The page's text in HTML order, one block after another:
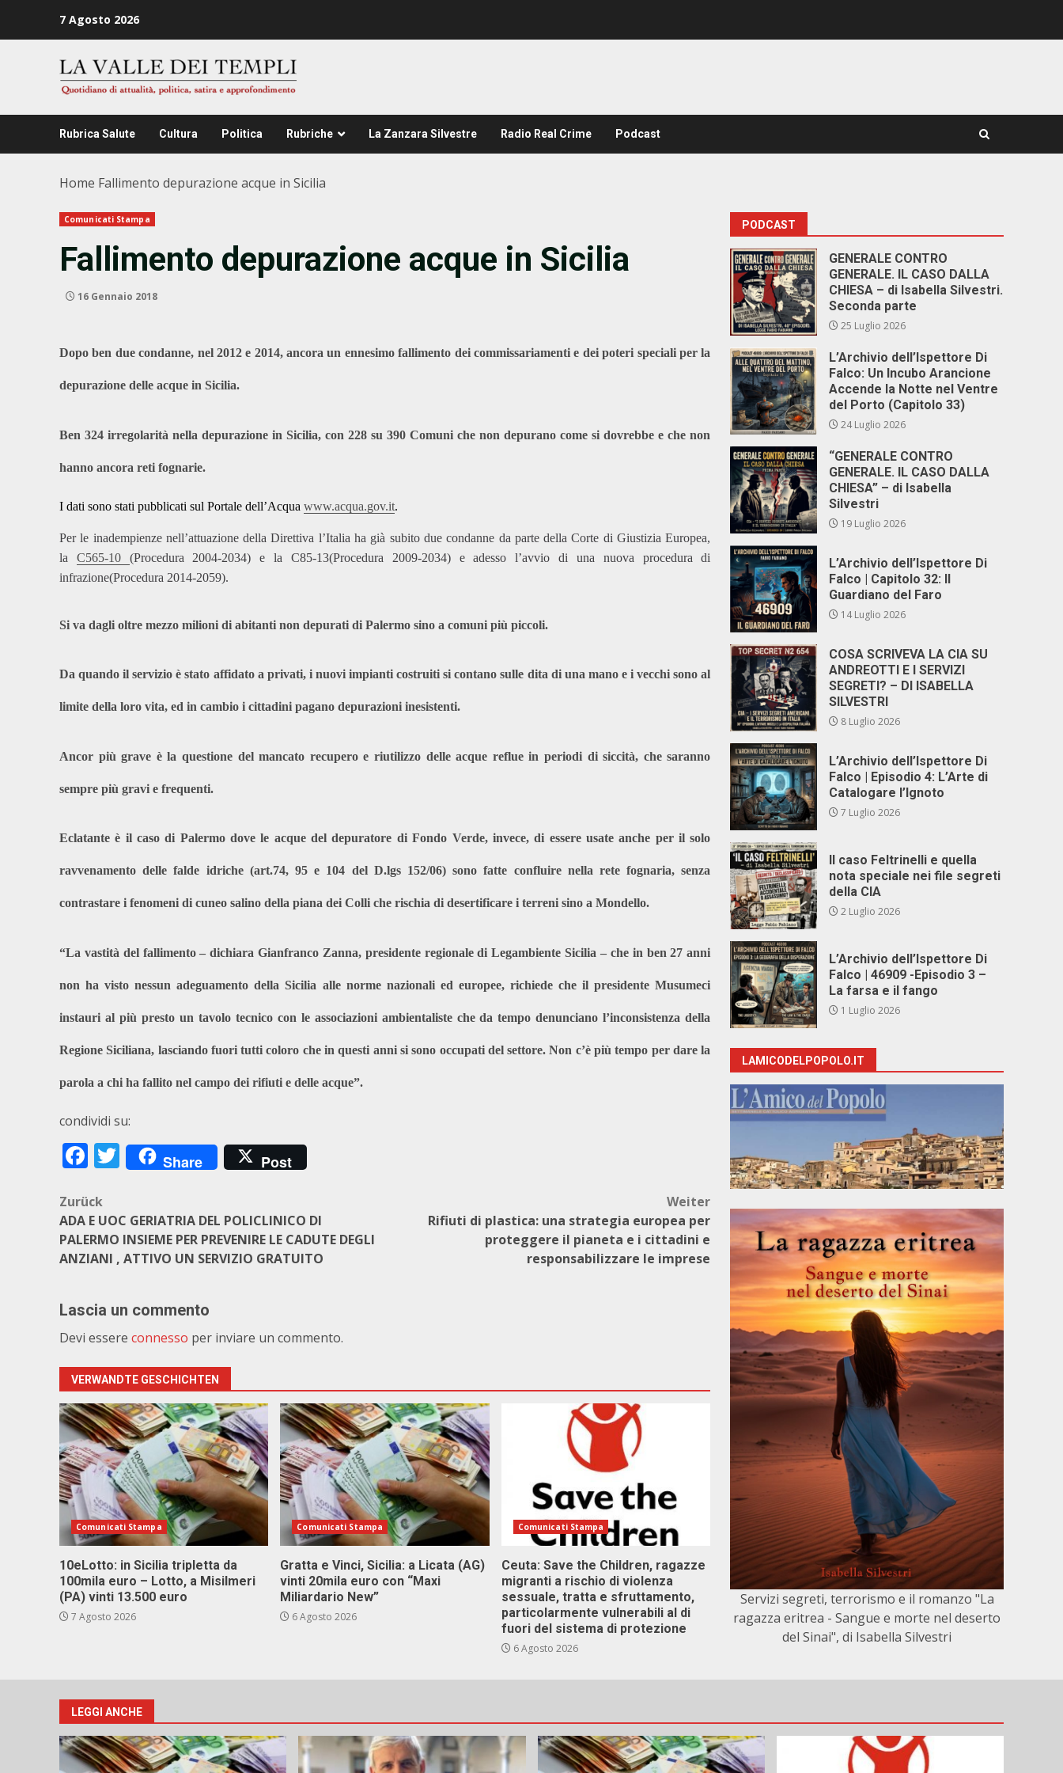
7 Agosto 2026
Rubrica Salute Cultura Politica Rubriche La Zanzara Silvestre Radio Real Crime Podcast
Home Fallimento depurazione acque in Sicilia
Comunicati Stampa
Fallimento depurazione acque in Sicilia
16 Gennaio 2018
Dopo ben due condanne, nel 2012 e 2014, ancora un ennesimo fallimento dei commissariamenti e dei poteri speciali per la
depurazione delle acque in Sicilia.
Ben 324 irregolarità nella depurazione in Sicilia, con 228 su 390 Comuni che non depurano come si dovrebbe e che non
hanno ancora reti fognarie.
I dati sono stati pubblicati sul Portale dell’Acqua www.acqua.gov.it.
Per le inadempienze nell’attuazione della Direttiva l’Italia ha già subito due condanne da parte della Corte di Giustizia Europea,
la C565-10 (Procedura 2004-2034) e la C85-13(Procedura 2009-2034) e adesso l’avvio di una nuova procedura di
infrazione(Procedura 2014-2059).
Si va dagli oltre mezzo milioni di abitanti non depurati di Palermo sino a comuni più piccoli.
Da quando il servizio è stato affidato a privati, i nuovi impianti costruiti si contano sulle dita di una mano e i vecchi sono al
limite della loro vita, ed in cambio i cittadini pagano depurazioni inesistenti.
Ancor più grave è la questione del mancato recupero e riutilizzo delle acque reflue in periodi di siccità, che saranno
sempre più gravi e frequenti.
Eclatante è il caso di Palermo dove le acque del depuratore di Fondo Verde, invece, di essere usate anche per il solo
ravvenamento delle falde idriche (art.74, 95 e 104 del D.lgs 152/06) sono fatte confluire nella rete fognaria, senza
contrastare i fenomeni di cuneo salino della piana dei Colli che rischia di desertificare i terreni sino a Mondello.
“La vastità del fallimento – dichiara Gianfranco Zanna, presidente regionale di Legambiente Sicilia – che in ben 27 anni
non ha visto nessun adeguamento della Sicilia alle norme nazionali ed europee, richiede che il presidente Musumeci
instauri al più presto un tavolo tecnico con le associazioni ambientaliste che da tempo denunciano l’inconsistenza della
Regione Siciliana, lasciando fuori tutti coloro che in questi anni si sono occupati del settore. Non c’è più tempo per dare la
parola a chi ha fallito nel campo dei rifiuti e delle acque”.
condividi su:
Facebook
Twitter
Share Post
Beitragsnavigation
Zurück
ADA E UOC GERIATRIA DEL POLICLINICO DI
PALERMO INSIEME PER PREVENIRE LE CADUTE DEGLI
ANZIANI , ATTIVO UN SERVIZIO GRATUITO
Weiter
Rifiuti di plastica: una strategia europea per
proteggere il pianeta e i cittadini e
responsabilizzare le imprese
Lascia un commento
Devi essere connesso per inviare un commento.
VERWANDTE GESCHICHTEN
Comunicati Stampa
10eLotto: in Sicilia tripletta da
100mila euro – Lotto, a Misilmeri
(PA) vinti 13.500 euro
7 Agosto 2026
Comunicati Stampa
Gratta e Vinci, Sicilia: a Licata (AG)
vinti 20mila euro con “Maxi
Miliardario New”
6 Agosto 2026
Comunicati Stampa
Ceuta: Save the Children, ragazze
migranti a rischio di violenza
sessuale, tratta e sfruttamento,
particolarmente vulnerabili al di
fuori del sistema di protezione
6 Agosto 2026
PODCAST
GENERALE CONTRO
GENERALE. IL CASO DALLA
CHIESA – di Isabella Silvestri.
Seconda parte
25 Luglio 2026
L’Archivio dell’Ispettore Di
Falco: Un Incubo Arancione
Accende la Notte nel Ventre
del Porto (Capitolo 33)
24 Luglio 2026
“GENERALE CONTRO
GENERALE. IL CASO DALLA
CHIESA” – di Isabella
Silvestri
19 Luglio 2026
L’Archivio dell’Ispettore Di
Falco | Capitolo 32: Il
Guardiano del Faro
14 Luglio 2026
COSA SCRIVEVA LA CIA SU
ANDREOTTI E I SERVIZI
SEGRETI? – DI ISABELLA
SILVESTRI
8 Luglio 2026
L’Archivio dell’Ispettore Di
Falco | Episodio 4: L’Arte di
Catalogare l’Ignoto
7 Luglio 2026
Il caso Feltrinelli e quella
nota speciale nei file segreti
della CIA
2 Luglio 2026
L’Archivio dell’Ispettore Di
Falco | 46909 -Episodio 3 –
La farsa e il fango
1 Luglio 2026
LAMICODELPOPOLO.IT
Servizi segreti, terrorismo e il romanzo "La
ragazza eritrea - Sangue e morte nel deserto
del Sinai", di Isabella Silvestri
LEGGI ANCHE